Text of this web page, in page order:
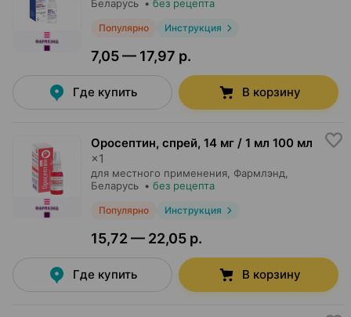
Беларусь • без рецепта
Популярно Инструкция
7,05 — 17,97 р.
Где купить В корзину
Оросептин, спрей, 14 мг / 1 мл 100 мл
×1
для местного применения, Фармлэнд,
Беларусь • без рецепта
Популярно Инструкция
15,72 — 22,05 р.
Где купить В корзину